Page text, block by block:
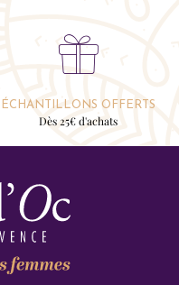
ÉCHANTILLONS OFFERTS
Dès 25€ d'achats